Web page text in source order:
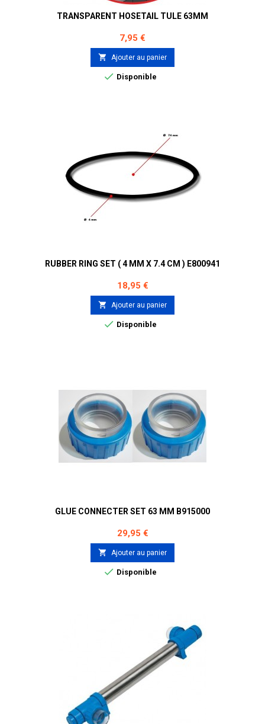
TRANSPARENT HOSETAIL TULE 63MM
Prix
7,95 €
 Ajouter au panier
 Disponible
RUBBER RING SET ( 4 MM X 7.4 CM ) E800941
Prix
18,95 €
 Ajouter au panier
 Disponible
GLUE CONNECTER SET 63 MM B915000
Prix
29,95 €
 Ajouter au panier
 Disponible